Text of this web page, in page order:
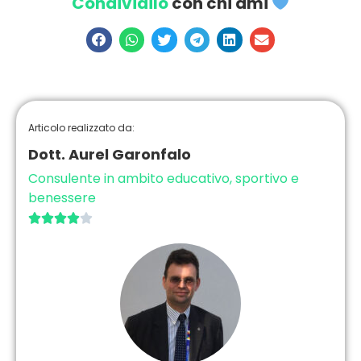
Articolo realizzato da:
Dott. Aurel Garonfalo
Consulente in ambito educativo, sportivo e
benessere
